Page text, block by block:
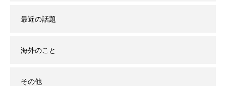
最近の話題
海外のこと
その他